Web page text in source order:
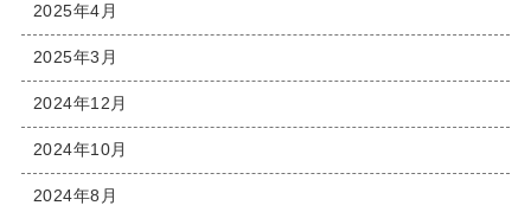
2025年4月
2025年3月
2024年12月
2024年10月
2024年8月